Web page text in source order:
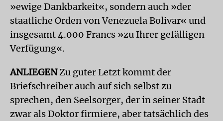
»ewige Dankbarkeit«, sondern auch »der
staatliche Orden von Venezuela Bolivar« und
insgesamt 4.000 Francs »zu Ihrer gefälligen
Verfügung«.
ANLIEGENZu guter Letzt kommt der
Briefschreiber auch auf sich selbst zu
sprechen, den Seelsorger, der in seiner Stadt
zwar als Doktor firmiere, aber tatsächlich des